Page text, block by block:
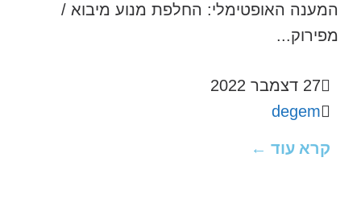
המענה האופטימלי: החלפת מנוע מיבוא /
מפירוק...
27 דצמבר 2022
degem
קרא עוד ←